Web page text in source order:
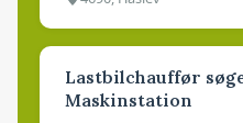
Lastbilchauffør
Maskinstation